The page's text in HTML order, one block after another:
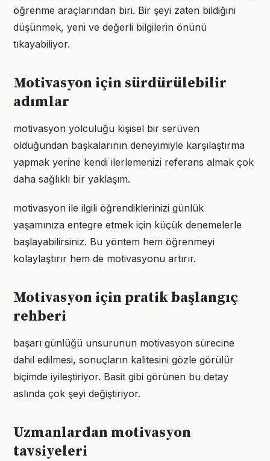
öğrenme araçlarından biri. Bir şeyi zaten bildiğini
düşünmek, yeni ve değerli bilgilerin önünü
tıkayabiliyor.
Motivasyon için sürdürülebilir
adımlar
motivasyon yolculuğu kişisel bir serüven
olduğundan başkalarının deneyimiyle karşılaştırma
yapmak yerine kendi ilerlemenizi referans almak çok
daha sağlıklı bir yaklaşım.
motivasyon ile ilgili öğrendiklerinizi günlük
yaşamınıza entegre etmek için küçük denemelerle
başlayabilirsiniz. Bu yöntem hem öğrenmeyi
kolaylaştırır hem de motivasyonu artırır.
Motivasyon için pratik başlangıç
rehberi
başarı günlüğü unsurunun motivasyon sürecine
dahil edilmesi, sonuçların kalitesini gözle görülür
biçimde iyileştiriyor. Basit gibi görünen bu detay
aslında çok şeyi değiştiriyor.
Uzmanlardan motivasyon
tavsiyeleri